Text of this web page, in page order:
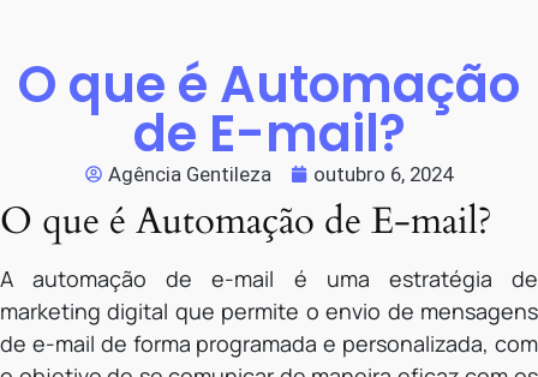
O que é Automação
de E-mail?
Agência Gentileza outubro 6, 2024
O que é Automação de E-mail?
A automação de e-mail é uma estratégia de
marketing digital que permite o envio de mensagens
de e-mail de forma programada e personalizada, com